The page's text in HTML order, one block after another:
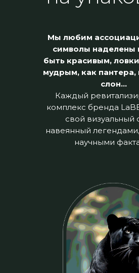
Мы любим
символы наделены
быть красивым,
мудрым, как пантера,
слон…
Каждый
комплекс бренда
свой визуальный
навеянный
научными